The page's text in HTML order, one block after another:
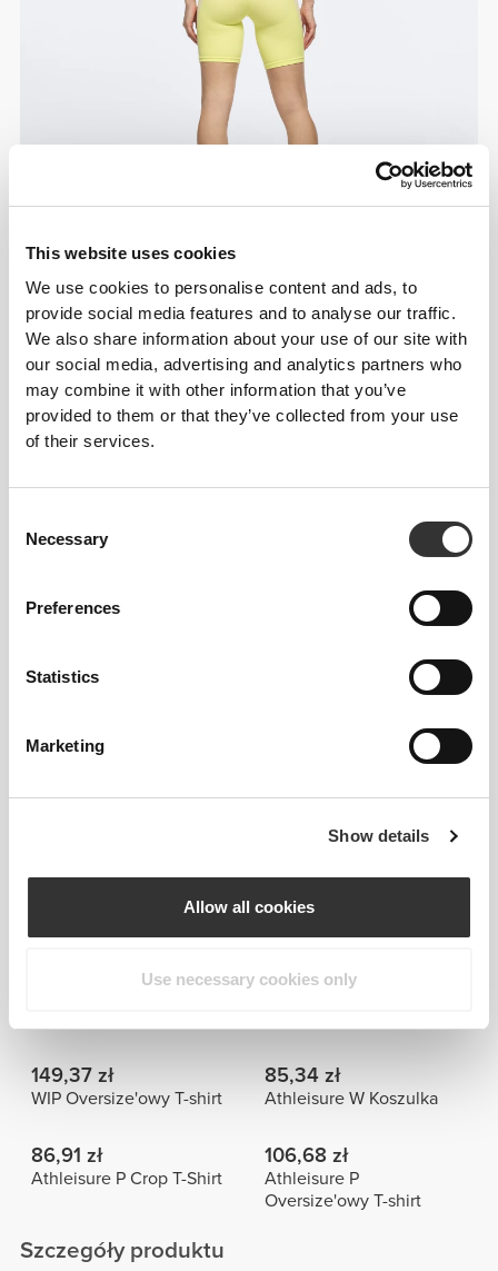
This website uses cookies
We use cookies to personalise content and ads, to
provide social media features and to analyse our traffic.
We also share information about your use of our site with
our social media, advertising and analytics partners who
may combine it with other information that you’ve
provided to them or that they’ve collected from your use
of their services.
Selection
Necessary
Preferences
Statistics
Marketing
Show details
Allow all cookies
Use necessary cookies only
Informacje i pielęgnacja
(13 opinii)
149,37 zł
WIP Oversize'owy T-shirt
85,34 zł
Athleisure W Koszulka
86,91 zł
Athleisure P Crop T-Shirt
106,68 zł
Athleisure P
Oversize'owy T-shirt
Szczegóły produktu